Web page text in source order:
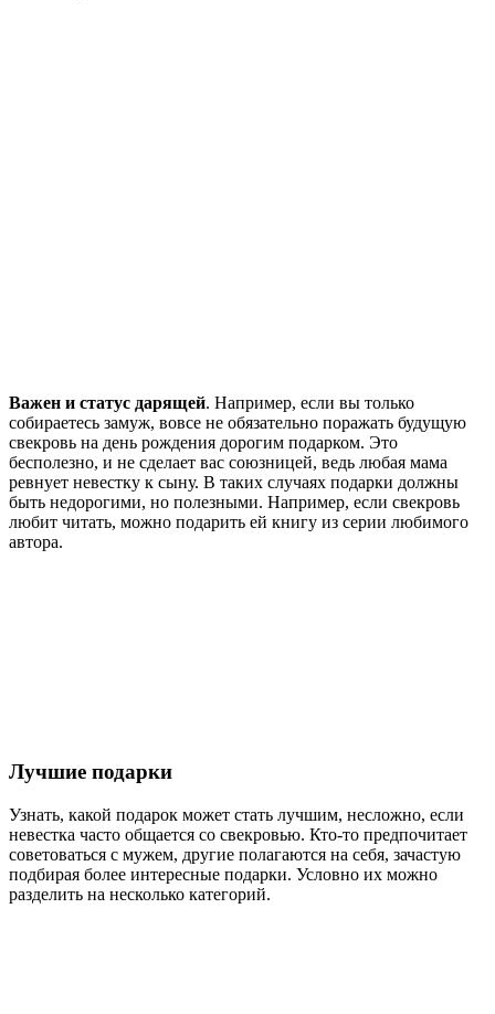
Важен и статус дарящей. Например, если вы только
собираетесь замуж, вовсе не обязательно поражать будущую
свекровь на день рождения дорогим подарком. Это
бесполезно, и не сделает вас союзницей, ведь любая мама
ревнует невестку к сыну. В таких случаях подарки должны
быть недорогими, но полезными. Например, если свекровь
любит читать, можно подарить ей книгу из серии любимого
автора.
Лучшие подарки
Узнать, какой подарок может стать лучшим, несложно, если
невестка часто общается со свекровью. Кто-то предпочитает
советоваться с мужем, другие полагаются на себя, зачастую
подбирая более интересные подарки. Условно их можно
разделить на несколько категорий.